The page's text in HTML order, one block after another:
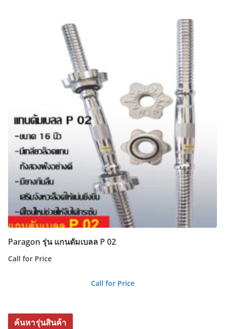
Paragon รุ่น แกนดัมเบลล P 02
Call for Price
Call for Price
ค้นหารุ่นสินค้า